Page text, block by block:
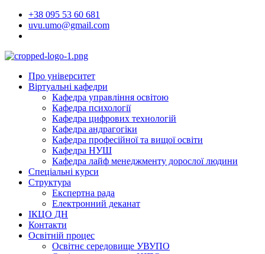
Перейти
вмісту
+38 095 53 60 681
uvu.umo@gmail.com
Про університет
Віртуальні кафедри
Кафедра управління освітою
Кафедра психології
Кафедра цифрових технологій
Кафедра андрагогіки
Кафедра професійної та вищої освіти
Кафедра НУШ
Кафедра лайф менеджменту дорослої людини
Спеціальні курси
Структура
Експертна рада
Електронний деканат
ІКЦО ДН
Контакти
Освітній процес
Освітнє середовище УВУПО